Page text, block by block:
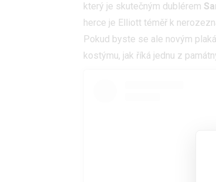
který je skutečným dublérem
herce je Elliott téměř k
Pokud byste se ale novým
kostýmu, jak říká jednu z